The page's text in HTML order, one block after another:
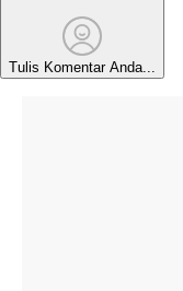
Tulis Komentar Anda...